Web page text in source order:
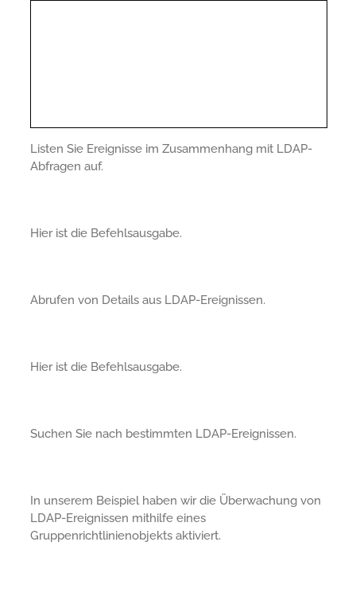
Listen Sie Ereignisse im Zusammenhang mit LDAP-
Abfragen auf.
Hier ist die Befehlsausgabe.
Abrufen von Details aus LDAP-Ereignissen.
Hier ist die Befehlsausgabe.
Suchen Sie nach bestimmten LDAP-Ereignissen.
In unserem Beispiel haben wir die Überwachung von
LDAP-Ereignissen mithilfe eines
Gruppenrichtlinienobjekts aktiviert.